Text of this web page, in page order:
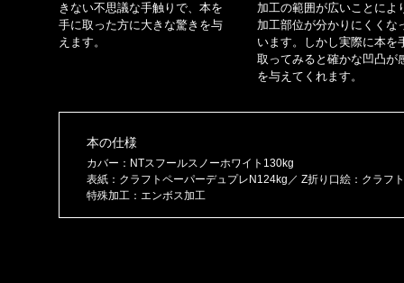
きない不思議な手触りで、本を
手に取った方に大きな驚きを与
えます。
加工の範囲が広いことによ
加工部位が分かりにくくな
います。しかし実際に本を
取ってみると確かな凹凸が
を与えてくれます。
本の仕様
カバー：NTスフールスノーホワイト130kg
表紙：クラフトペーパーデュプレN124kg／ Z折り口絵：クラフ
特殊加工：エンボス加工